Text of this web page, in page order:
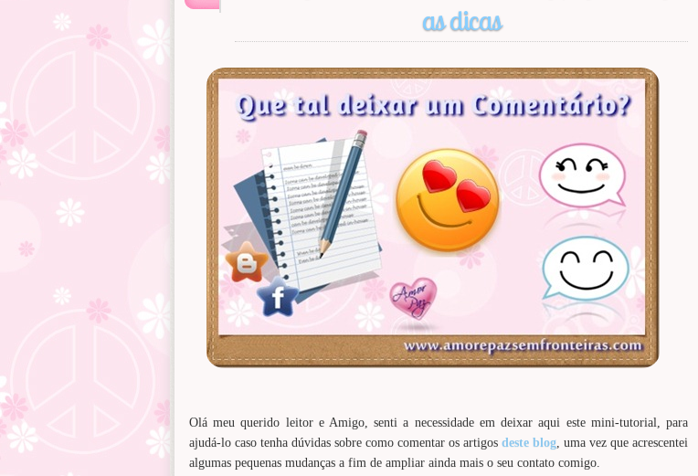
as dicas
Olá meu querido leitor e Amigo, senti a necessidade em deixar aqui este mini-tutorial, para
ajudá-lo caso tenha dúvidas sobre como comentar os artigos deste blog , uma vez que acrescentei
algumas pequenas mudanças a fim de ampliar ainda mais o seu contato comigo.